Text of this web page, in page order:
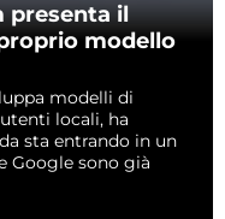
presenta il
modello
modelli di
locali, ha
sta entrando in un
Google sono già